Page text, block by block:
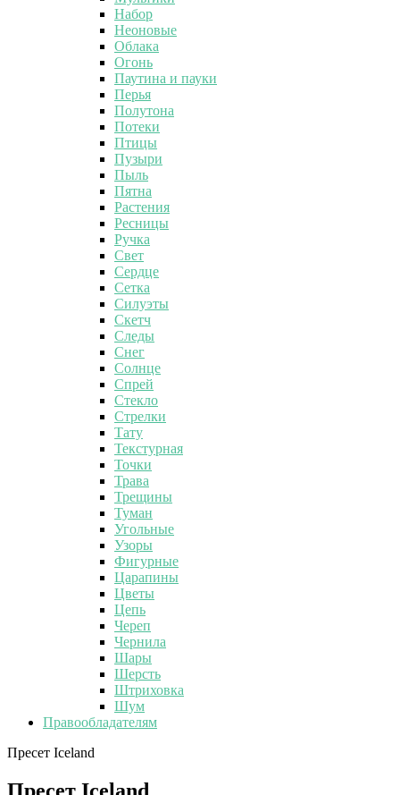
Набор
Неоновые
Облака
Огонь
Паутина и пауки
Перья
Полутона
Потеки
Птицы
Пузыри
Пыль
Пятна
Растения
Ресницы
Ручка
Свет
Сердце
Сетка
Силуэты
Скетч
Следы
Снег
Солнце
Спрей
Стекло
Стрелки
Тату
Текстурная
Точки
Трава
Трещины
Туман
Угольные
Узоры
Фигурные
Царапины
Цветы
Цепь
Череп
Чернила
Шары
Шерсть
Штриховка
Шум
Правообладателям
Пресет Iceland